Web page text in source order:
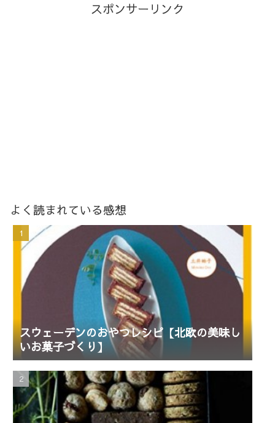
スポンサーリンク
よく読まれている感想
スウェーデンのおやつレシピ【北欧の美味し
いお菓子づくり】